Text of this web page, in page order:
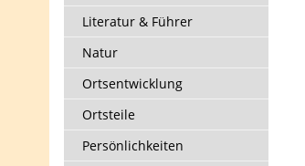
Literatur & Führer
Natur
Ortsentwicklung
Ortsteile
Persönlichkeiten